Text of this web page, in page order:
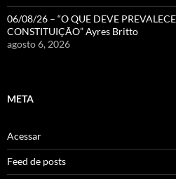
06/08/26 – “O QUE DEVE
CONSTITUIÇÃO” Ayres Britto
agosto 6, 2026
META
Acessar
Feed de posts